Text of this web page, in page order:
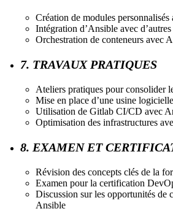
Création de modules
Intégration d’Ansible avec
Orchestration de conteneurs avec
7. TRAVAUX PRATIQUES
Ateliers pratiques pour consolider
Mise en place d’une usine
Utilisation de Gitlab CI/CD avec
Optimisation des infrastructures
8. EXAMEN ET
Révision des concepts clés de la
Examen pour la certification
Discussion sur les opportunités de
Ansible